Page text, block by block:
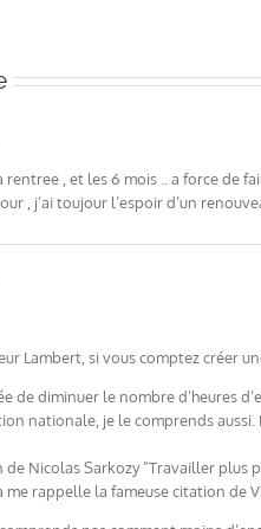
rentree , et les 6 mois .. a force de
, j’ai toujour l’espoir d’un
Lambert, si vous comptez créer
de diminuer le nombre d’heures
nationale, je le comprends
de Nicolas Sarkozy "Travailler
rappelle la fameuse citation de